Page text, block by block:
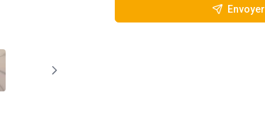
Envoyer